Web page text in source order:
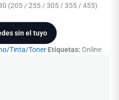
(205 / 255 / 305 / 355 / 455)
sin el tuyo
Tinta/Toner Etiquetas: Online